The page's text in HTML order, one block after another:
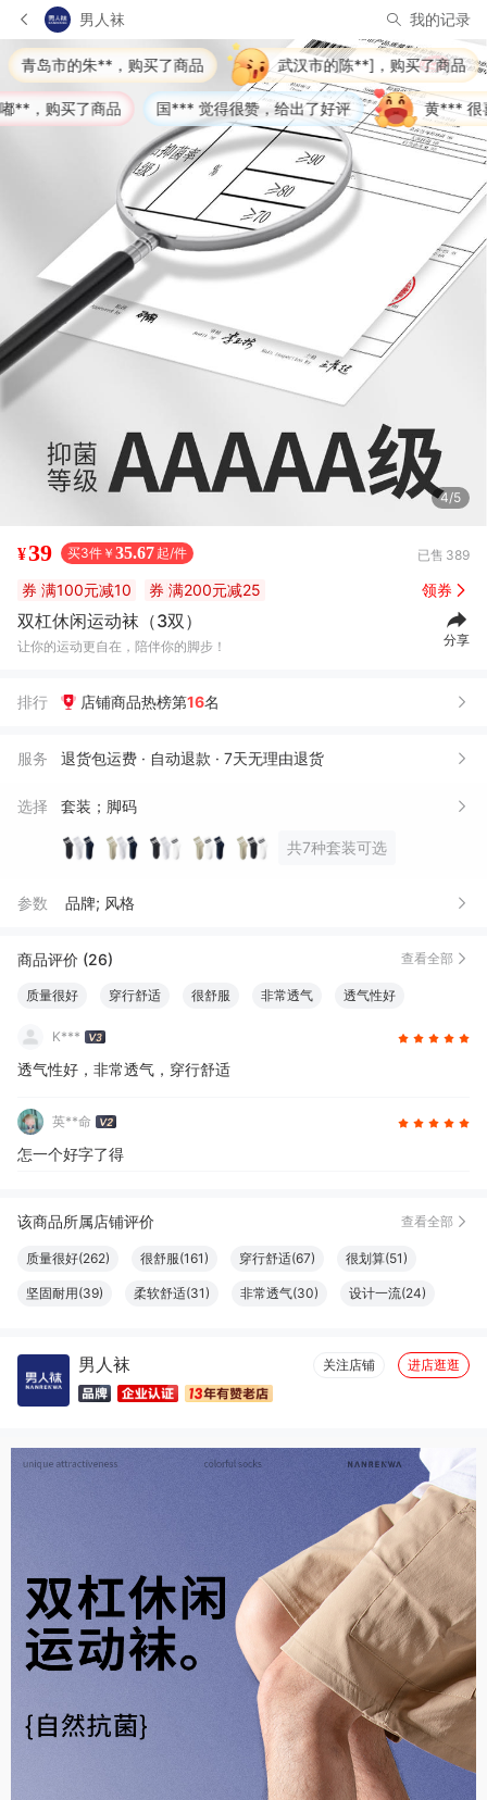
男人袜 我的记录
商品
*** 觉得很赞，给出了好评
武汉市的陈**]，购买了商品
黄*** 很喜欢，给出了好评
长沙市的雷**），购
4/5
¥39 买3件￥ 35.67 起/件 已售 389
券 满100元减10 券 满200元减25 领券
双杠休闲运动袜（3双）
让你的运动更自在，陪伴你的脚步！ 分享
排行 店铺商品热榜第16名
服务 退货包运费 · 自动退款 · 7天无理由退货
选择 套装；脚码
共7种套装可选
参数 品牌; 风格
商品评价 (26) 查看全部
质量很好 穿行舒适 很舒服 非常透气 透气性好
K***
透气性好，非常透气，穿行舒适
英**命
怎一个好字了得
该商品所属店铺评价 查看全部
质量很好(262) 很舒服(161) 穿行舒适(67) 很划算(51)
坚固耐用(39) 柔软舒适(31) 非常透气(30) 设计一流(24)
做工精良(17) 体感舒适(16)
尺寸适宜(15) 颜色正(13)
格外清爽(10) 透气性佳(10) 结实牢固(10) 款式好看(9)
男人袜 关注店铺 进店逛逛